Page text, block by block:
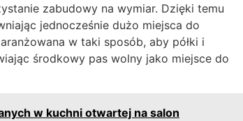
zabudowy na wymiar. Dzięki temu
jednocześnie dużo miejsca do
w taki sposób, aby półki i
środkowy pas wolny jako miejsce do
w kuchni otwartej na salon